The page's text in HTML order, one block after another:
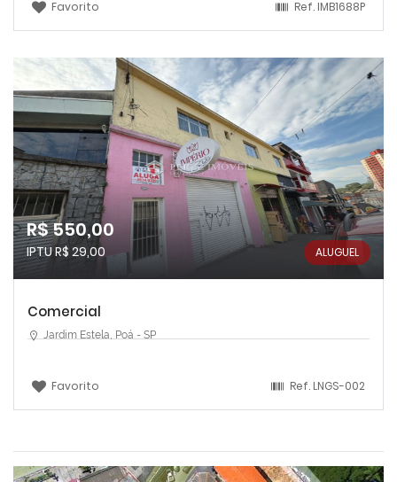
Favorito Ref. IMB1688P
R$ 550,00
IPTU R$ 29,00 ALUGUEL
Comercial
Jardim Estela, Poá - SP
Favorito Ref. LNGS-002